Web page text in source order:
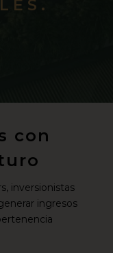
con
inversionistas
ingresos